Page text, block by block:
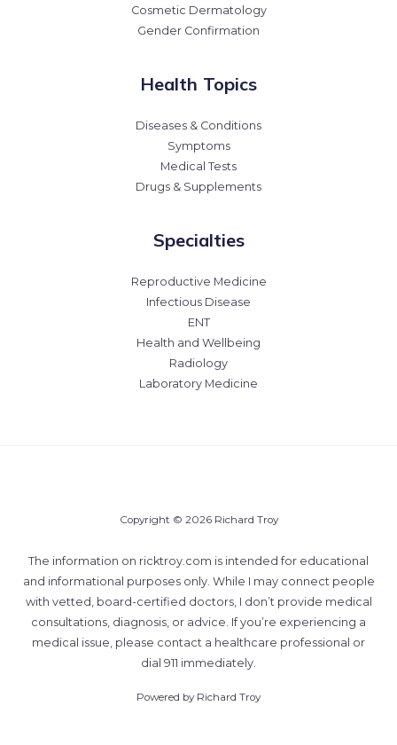
Cosmetic Dermatology
Gender Confirmation
Health Topics
Diseases & Conditions
Symptoms
Medical Tests
Drugs & Supplements
Specialties
Reproductive Medicine
Infectious Disease
ENT
Health and Wellbeing
Radiology
Laboratory Medicine
Copyright © 2026 Richard Troy
The information on ricktroy.com is intended for educational
and informational purposes only. While I may connect people
with vetted, board-certified doctors, I don’t provide medical
consultations, diagnosis, or advice. If you’re experiencing a
medical issue, please contact a healthcare professional or
dial 911 immediately.
Powered by Richard Troy